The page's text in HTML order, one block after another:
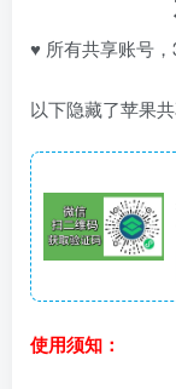
♥ 所有共享账号，
以下隐藏了苹果
使用须知：